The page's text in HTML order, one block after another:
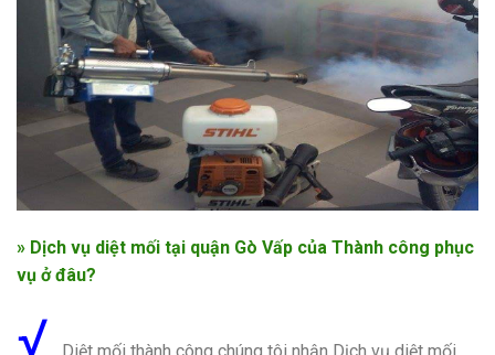
» Dịch vụ diệt mối tại quận Gò Vấp của Thành công phục
vụ ở đâu?
√ Diệt mối thành công chúng tôi nhận Dịch vụ diệt mối